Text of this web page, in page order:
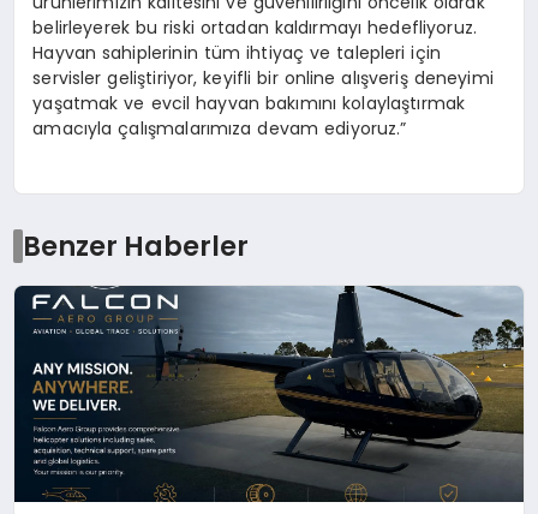
belirleyerek bu riski ortadan kaldırmayı hedefliyoruz.
Hayvan sahiplerinin tüm ihtiyaç ve talepleri için
servisler geliştiriyor, keyifli bir online alışveriş deneyimi
yaşatmak ve evcil hayvan bakımını kolaylaştırmak
amacıyla çalışmalarımıza devam ediyoruz.”
Benzer Haberler